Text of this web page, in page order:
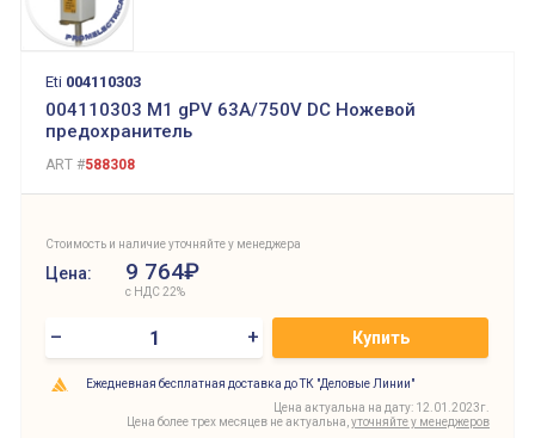
Eti 004110303
004110303 M1 gPV 63A/750V DC Ножевой
предохранитель
ART #588308
Стоимость и наличие уточняйте у менеджера
Цена: 9 764₽
с НДС 22%
– + Купить
Ежедневная бесплатная доставка до ТК "Деловые Линии"
Цена актуальна на дату: 12.01.2023г.
Цена более трех месяцев не актуальна, уточняйте у менеджеров